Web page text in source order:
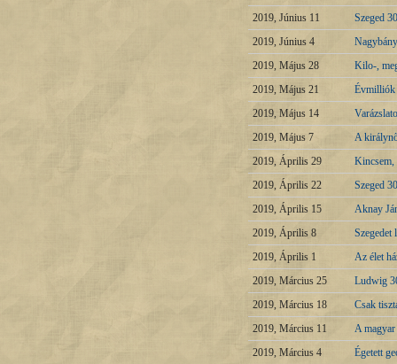
2019, Június 11
Szeged
2019, Június 4
2019, Május 28
Kilo-,
2019, Május 21
Évmilliók
2019, Május 14
2019, Május 7
A
2019, Április 29
Kincsem,
2019, Április 22
Szeged
2019, Április 15
Aknay
2019, Április 8
Szegedet
2019, Április 1
Az élet
2019, Március 25
Ludwig
2019, Március 18
Csak
2019, Március 11
A magyar
2019, Március 4
Égetett